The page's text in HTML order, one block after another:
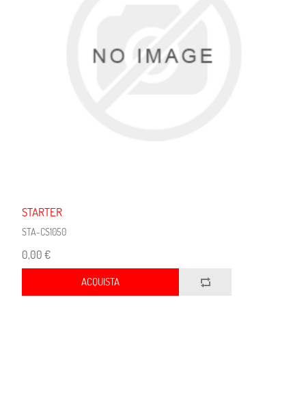
STARTER
STA-CS1050
0,00 €
ACQUISTA